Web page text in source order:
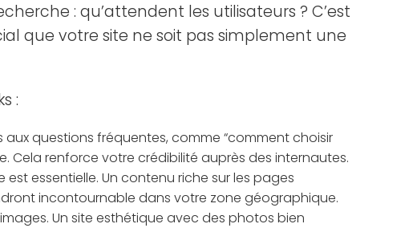
: qu’attendent les utilisateurs ? C’est
que votre site ne soit pas simplement une
:
aux questions fréquentes, comme “comment choisir
Cela renforce votre crédibilité auprès des internautes.
essentielle. Un contenu riche sur les pages
incontournable dans votre zone géographique.
Un site esthétique avec des photos bien